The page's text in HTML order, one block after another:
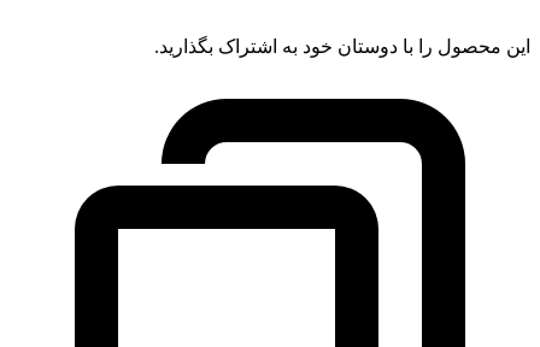
این محصول را با دوستان خود به اشتراک بگذارید.